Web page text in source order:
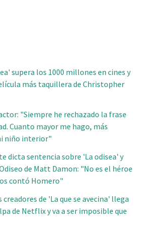
supera los 1000 millones en cines y
más taquillera de Christopher
"Siempre he rechazado la frase
Cuanto mayor me hago, más
niño interior"
dicta sentencia sobre 'La odisea' y
de Matt Damon: "No es el héroe
contó Homero"
de 'La que se avecina' llega
de Netflix y va a ser imposible que